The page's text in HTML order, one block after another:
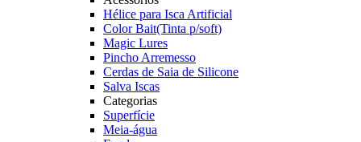
Hélice para Isca Artificial
Color Bait(Tinta p/soft)
Magic Lures
Pincho Arremesso
Cerdas de Saia de Silicone
Salva Iscas
Categorias
Superfície
Meia-água